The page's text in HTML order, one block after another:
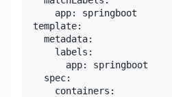
      app: springboot
  template:
    metadata:
      labels:
        app: springboot
    spec:
      containers: